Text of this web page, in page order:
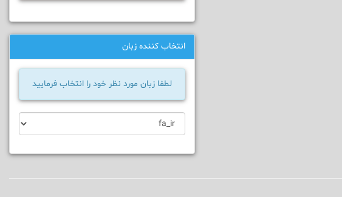
انتخاب کننده زبان
لطفا زبان مورد نظر خود را انتخاب فرمایید